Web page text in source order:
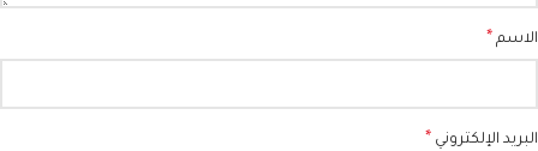
الاسم *
البريد الإلكتروني *